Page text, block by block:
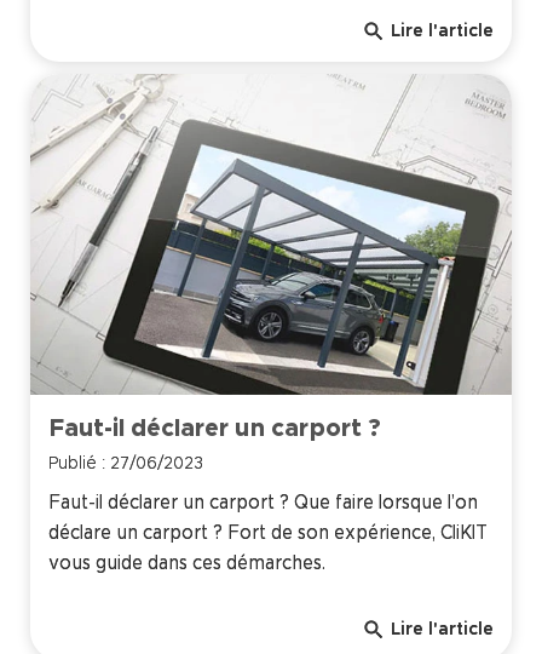
search Lire l'article
Faut-il déclarer un carport ?
Publié : 27/06/2023
Faut-il déclarer un carport ? Que faire lorsque l’on
déclare un carport ? Fort de son expérience, CliKIT
vous guide dans ces démarches.
search Lire l'article